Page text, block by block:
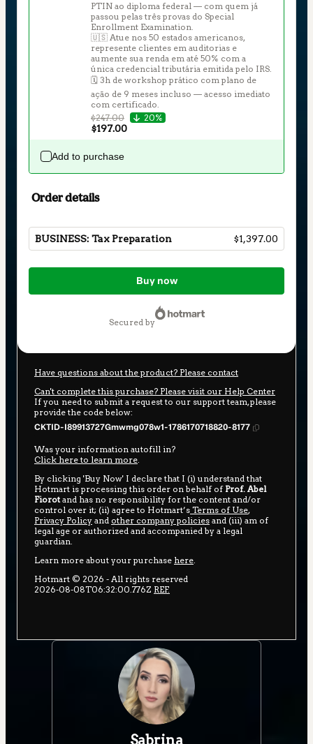
PTIN ao diploma federal — com quem já
passou pelas três provas do Special
Enrollment Examination.
🇺🇸 Atue nos 50 estados americanos,
represente clientes em auditorias e
aumente sua renda em até 50% com a
única credencial tributária emitida pelo IRS.
🗓️ 3h de workshop prático com plano de
ação de 9 meses incluso — acesso imediato
com certificado.
$247.00
20%
$197.00
Add to purchase
Order details
BUSINESS: Tax Preparation $1,397.00
Total
$1,397.00
Buy now
secured by
Have questions about the product? Please contact
Can't complete this purchase? Please visit our Help Center
If you need to submit a request to our support team, please
provide the code below:
CKTID-I89913727Gmwmg078w1-1786170718820-8177
Was your information autofill in?
Click here to learn more.
By clicking 'Buy Now' I declare that I (i) understand that
Hotmart is processing this order on behalf of Prof. Abel
Fiorotand has no responsibility for the content and/or
control over it; (ii) agree to Hotmart’s Terms of Use,
Privacy Policy and other company policies and (iii) am of
legal age or authorized and accompanied by a legal
guardian.
Learn more about your purchase here.
Hotmart © 2026 - All rights reserved
2026-08-08T06:32:00.776Z REF.